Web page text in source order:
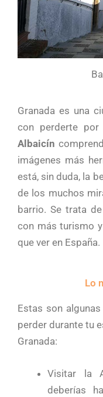
Granada es una
con perderte por
Albaicín
imágenes más
está, sin duda, la
de los muchos
barrio. Se trata
con más turismo
que ver en España.
Lo
Estas son
perder durante tu
Granada:
Visitar la
deberías